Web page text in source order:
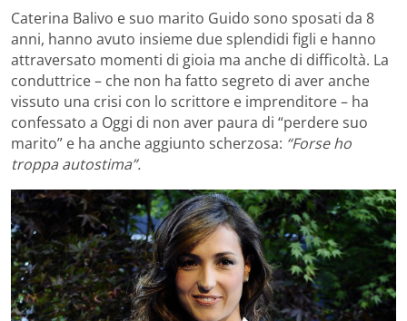
Caterina Balivo e suo marito Guido sono sposati da 8
anni, hanno avuto insieme due splendidi figli e hanno
attraversato momenti di gioia ma anche di difficoltà. La
conduttrice – che non ha fatto segreto di aver anche
vissuto una crisi con lo scrittore e imprenditore – ha
confessato a Oggi di non aver paura di “perdere suo
marito” e ha anche aggiunto scherzosa: “Forse ho
troppa autostima”.